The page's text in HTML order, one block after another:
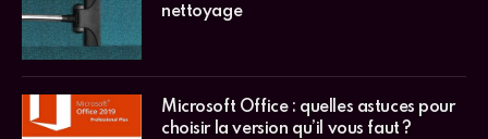
nettoyage
Microsoft Office : quelles astuces pour
choisir la version qu’il vous faut ?